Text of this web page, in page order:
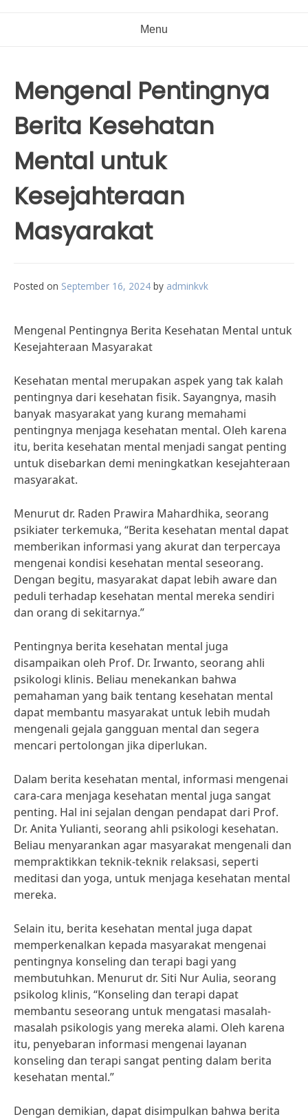
Menu
Mengenal Pentingnya
Berita Kesehatan
Mental untuk
Kesejahteraan
Masyarakat
Posted on September 16, 2024 by adminkvk
Mengenal Pentingnya Berita Kesehatan Mental untuk
Kesejahteraan Masyarakat
Kesehatan mental merupakan aspek yang tak kalah
pentingnya dari kesehatan fisik. Sayangnya, masih
banyak masyarakat yang kurang memahami
pentingnya menjaga kesehatan mental. Oleh karena
itu, berita kesehatan mental menjadi sangat penting
untuk disebarkan demi meningkatkan kesejahteraan
masyarakat.
Menurut dr. Raden Prawira Mahardhika, seorang
psikiater terkemuka, “Berita kesehatan mental dapat
memberikan informasi yang akurat dan terpercaya
mengenai kondisi kesehatan mental seseorang.
Dengan begitu, masyarakat dapat lebih aware dan
peduli terhadap kesehatan mental mereka sendiri
dan orang di sekitarnya.”
Pentingnya berita kesehatan mental juga
disampaikan oleh Prof. Dr. Irwanto, seorang ahli
psikologi klinis. Beliau menekankan bahwa
pemahaman yang baik tentang kesehatan mental
dapat membantu masyarakat untuk lebih mudah
mengenali gejala gangguan mental dan segera
mencari pertolongan jika diperlukan.
Dalam berita kesehatan mental, informasi mengenai
cara-cara menjaga kesehatan mental juga sangat
penting. Hal ini sejalan dengan pendapat dari Prof.
Dr. Anita Yulianti, seorang ahli psikologi kesehatan.
Beliau menyarankan agar masyarakat mengenali dan
mempraktikkan teknik-teknik relaksasi, seperti
meditasi dan yoga, untuk menjaga kesehatan mental
mereka.
Selain itu, berita kesehatan mental juga dapat
memperkenalkan kepada masyarakat mengenai
pentingnya konseling dan terapi bagi yang
membutuhkan. Menurut dr. Siti Nur Aulia, seorang
psikolog klinis, “Konseling dan terapi dapat
membantu seseorang untuk mengatasi masalah-
masalah psikologis yang mereka alami. Oleh karena
itu, penyebaran informasi mengenai layanan
konseling dan terapi sangat penting dalam berita
kesehatan mental.”
Dengan demikian, dapat disimpulkan bahwa berita